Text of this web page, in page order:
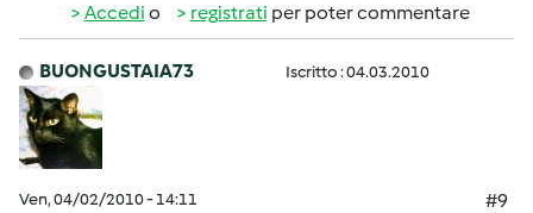
Accedi o registrati per poter commentare
BUONGUSTAIA73 Iscritto : 04.03.2010
Ven, 04/02/2010 - 14:11
#9